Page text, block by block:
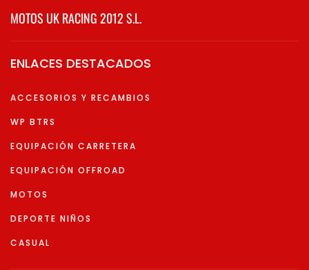
MOTOS UK RACING 2012 S.L.
ENLACES DESTACADOS
ACCESORIOS Y RECAMBIOS
WP BTRS
EQUIPACIÓN CARRETERA
EQUIPACIÓN OFFROAD
MOTOS
DEPORTE NIÑOS
CASUAL